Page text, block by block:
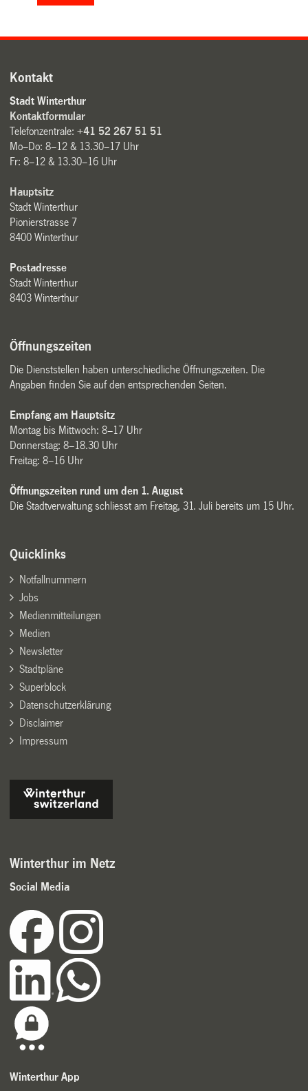
Kontakt
Stadt Winterthur
Kontaktformular
Telefonzentrale:+41 52 267 51 51
Mo–Do: 8–12 & 13.30–17 Uhr
Fr: 8–12 & 13.30–16 Uhr
Hauptsitz
Stadt Winterthur
Pionierstrasse 7
8400 Winterthur
Postadresse
Stadt Winterthur
8403 Winterthur
Öffnungszeiten
Die Dienststellen haben unterschiedliche Öffnungszeiten. Die
Angaben finden Sie auf den entsprechenden Seiten.
Empfang am Hauptsitz
Montag bis Mittwoch: 8–17 Uhr
Donnerstag: 8–18.30 Uhr
Freitag: 8–16 Uhr
Öffnungszeiten rund um den 1. August
Die Stadtverwaltung schliesst am Freitag, 31. Juli bereits um 15 Uhr.
Quicklinks
Notfallnummern
Jobs
Medienmitteilungen
Medien
Newsletter
Stadtpläne
Superblock
Datenschutzerklärung
Disclaimer
Impressum
Winterthur im Netz
Social Media
Winterthur App